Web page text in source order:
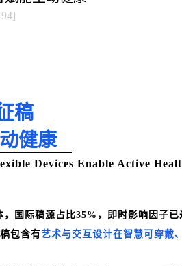
]
稿
健康
Devices Enable Active
国际稿源占比35%，即时影响因子已
包含有艺术与交互设计在智慧可穿戴